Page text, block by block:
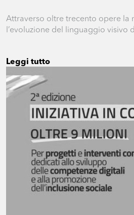
Attraverso oltre trecento opere la
l’evoluzione del linguaggio visivo
Leggi tutto